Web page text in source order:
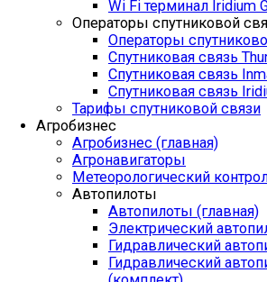
Wi Fi терминал Iridium
Операторы спутниковой
Операторы
Спутниковая связь
Спутниковая связь
Спутниковая связь
Тарифы спутниковой связи
Агробизнес
Агробизнес (главная)
Агронавигаторы
Метеорологический
Автопилоты
Автопилоты (главная)
Электрический
Гидравлический
Гидравлический